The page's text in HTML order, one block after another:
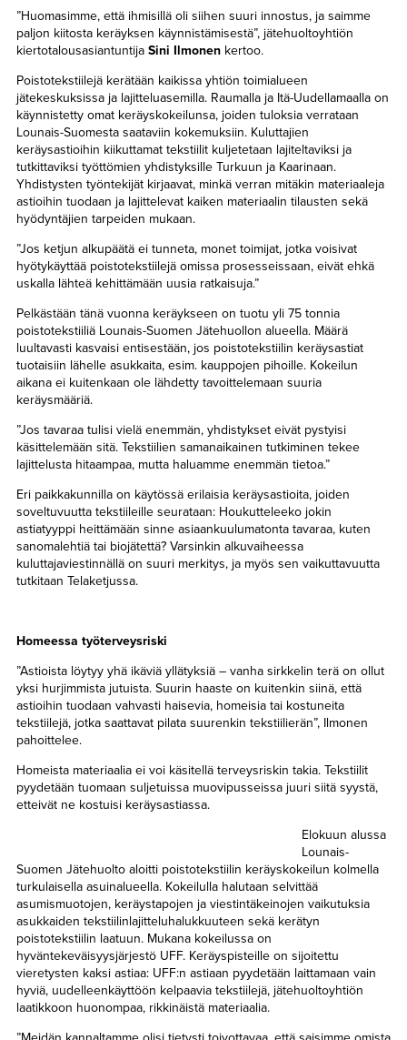
”Huomasimme, että ihmisillä oli siihen suuri innostus, ja saimme
paljon kiitosta keräyksen käynnistämisestä”, jätehuoltoyhtiön
kiertotalousasiantuntija Sini Ilmonenkertoo.
Poistotekstiilejä kerätään kaikissa yhtiön toimialueen
jätekeskuksissa ja lajitteluasemilla. Raumalla ja Itä-Uudellamaalla on
käynnistetty omat keräyskokeilunsa, joiden tuloksia verrataan
Lounais-Suomesta saataviin kokemuksiin. Kuluttajien
keräysastioihin kiikuttamat tekstiilit kuljetetaan lajiteltaviksi ja
tutkittaviksi työttömien yhdistyksille Turkuun ja Kaarinaan.
Yhdistysten työntekijät kirjaavat, minkä verran mitäkin materiaaleja
astioihin tuodaan ja lajittelevat kaiken materiaalin tilausten sekä
hyödyntäjien tarpeiden mukaan.
”Jos ketjun alkupäätä ei tunneta, monet toimijat, jotka voisivat
hyötykäyttää poistotekstiilejä omissa prosesseissaan, eivät ehkä
uskalla lähteä kehittämään uusia ratkaisuja.”
Pelkästään tänä vuonna keräykseen on tuotu yli 75 tonnia
poistotekstiiliä Lounais-Suomen Jätehuollon alueella. Määrä
luultavasti kasvaisi entisestään, jos poistotekstiilin keräysastiat
tuotaisiin lähelle asukkaita, esim. kauppojen pihoille. Kokeilun
aikana ei kuitenkaan ole lähdetty tavoittelemaan suuria
keräysmääriä.
”Jos tavaraa tulisi vielä enemmän, yhdistykset eivät pystyisi
käsittelemään sitä. Tekstiilien samanaikainen tutkiminen tekee
lajittelusta hitaampaa, mutta haluamme enemmän tietoa.”
Eri paikkakunnilla on käytössä erilaisia keräysastioita, joiden
soveltuvuutta tekstiileille seurataan: Houkutteleeko jokin
astiatyyppi heittämään sinne asiaankuulumatonta tavaraa, kuten
sanomalehtiä tai biojätettä? Varsinkin alkuvaiheessa
kuluttajaviestinnällä on suuri merkitys, ja myös sen vaikuttavuutta
tutkitaan Telaketjussa.
Homeessa työterveysriski
”Astioista löytyy yhä ikäviä yllätyksiä – vanha sirkkelin terä on ollut
yksi hurjimmista jutuista. Suurin haaste on kuitenkin siinä, että
astioihin tuodaan vahvasti haisevia, homeisia tai kostuneita
tekstiilejä, jotka saattavat pilata suurenkin tekstiilierän”, Ilmonen
pahoittelee.
Homeista materiaalia ei voi käsitellä terveysriskin takia. Tekstiilit
pyydetään tuomaan suljetuissa muovipusseissa juuri siitä syystä,
etteivät ne kostuisi keräysastiassa.
Elokuun alussa
Lounais-
Suomen Jätehuolto aloitti poistotekstiilin keräyskokeilun kolmella
turkulaisella asuinalueella. Kokeilulla halutaan selvittää
asumismuotojen, keräystapojen ja viestintäkeinojen vaikutuksia
asukkaiden tekstiilinlajitteluhalukkuuteen sekä kerätyn
poistotekstiilin laatuun. Mukana kokeilussa on
hyväntekeväisyysjärjestö UFF. Keräyspisteille on sijoitettu
vieretysten kaksi astiaa: UFF:n astiaan pyydetään laittamaan vain
hyviä, uudelleenkäyttöön kelpaavia tekstiilejä, jätehuoltoyhtiön
laatikkoon huonompaa, rikkinäistä materiaalia.